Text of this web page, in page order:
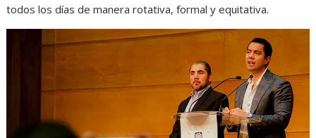
todos los días de manera rotativa, formal y equitativa.